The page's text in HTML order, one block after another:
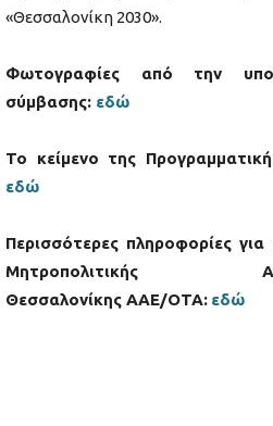
«Θεσσαλονίκη 2030».
Φωτογραφίες από την
σύμβασης: εδώ
Το κείμενο της
εδώ
Περισσότερες πληροφορίες
Μητροπολιτικής
Θεσσαλονίκης ΑAE/OTA: εδώ